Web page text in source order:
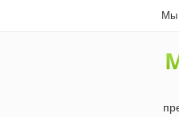
Мы